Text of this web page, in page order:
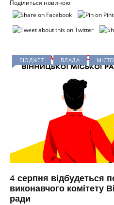
Поділиться новиною
БЮДЖЕТ ВЛАДА МІСТО
4 серпня відбудеться
виконавчого комітету
ради